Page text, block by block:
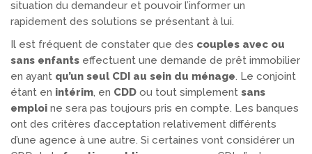
situation du demandeur et pouvoir l’informer un
rapidement des solutions se présentant à lui.
Il est fréquent de constater que des couples avec ou
sans enfants effectuent une demande de prêt immobilier
en ayant qu’un seul CDI au sein du ménage. Le conjoint
étant en intérim, en CDD ou tout simplement sans
emploi ne sera pas toujours pris en compte. Les banques
ont des critères d’acceptation relativement différents
d’une agence à une autre. Si certaines vont considérer un